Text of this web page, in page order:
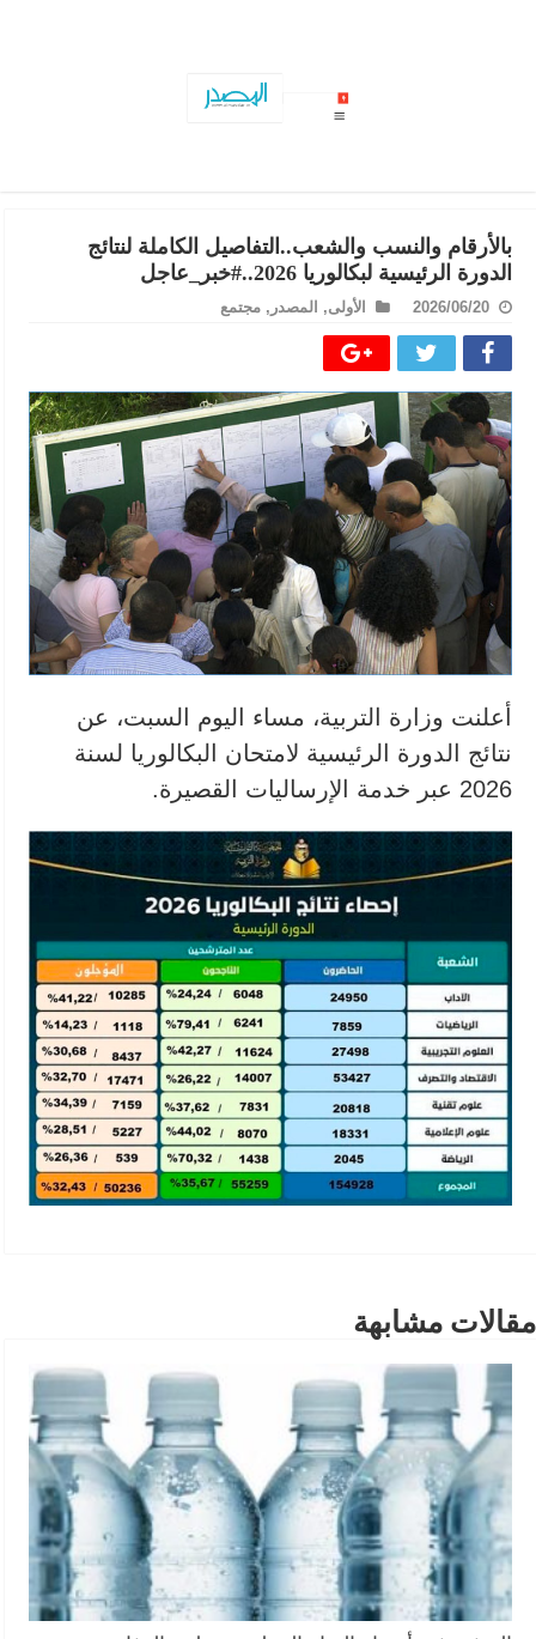
رقم مفزع لعمليات التدخّل لإعادة الكهرباء في تون
بالأرقام والنسب والشعب..التفاصيل الكاملة لنتائج
الدورة الرئيسية لبكالوريا 2026..#خبر_عاجل
2026/06/20 الأولى, المصدر , مجتمع
أعلنت وزارة التربية، مساء اليوم السبت، عن
نتائج الدورة الرئيسية لامتحان البكالوريا لسنة
2026 عبر خدمة الإرساليات القصيرة.
مقالات مشابهة